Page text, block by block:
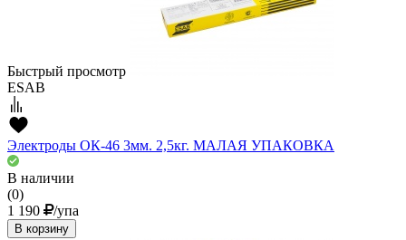
Быстрый просмотр
ESAB
Электроды ОК-46 3мм. 2,5кг. МАЛАЯ УПАКОВКА
В наличии
(0)
1 190
/упа
В корзину